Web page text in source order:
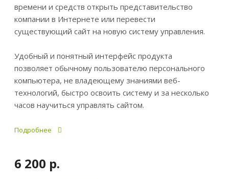
времени и средств открыть представительство
компании в Интернете или перевести
существующий сайт на новую систему управления.
Удобный и понятный интерфейс продукта
позволяет обычному пользователю персонального
компьютера, не владеющему знаниями веб-
технологий, быстро освоить систему и за несколько
часов научиться управлять сайтом.
Подробнее
6 200 р.